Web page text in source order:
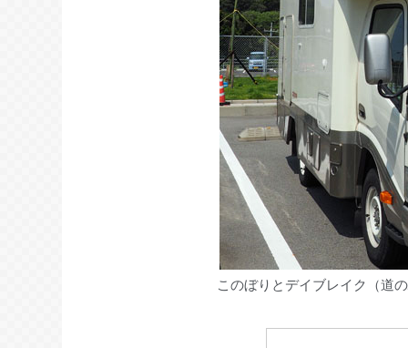
このぼりとデイブレイク（道